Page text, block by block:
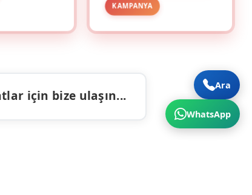
KAMPANYA
için bize ulaşın...
Ara
WhatsApp